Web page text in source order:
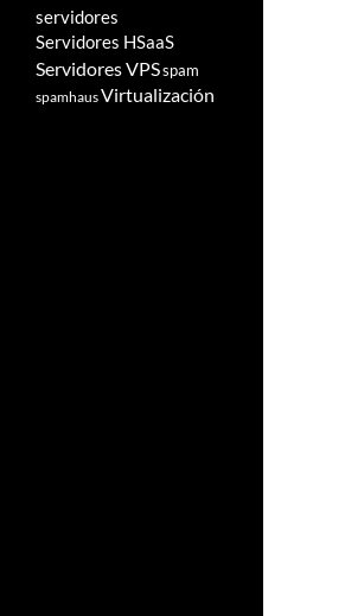
servidores
Servidores HSaaS
Servidores VPSspam
spamhausVirtualización